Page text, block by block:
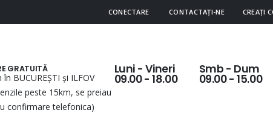
CONECTARE CONTACTAȚI-NE CREAȚI
GRATUITĂ
în BUCUREȘTI și ILFOV
peste 15km, se preiau
confirmare telefonica)
Luni - Vineri
09.00 - 18.00
Smb - Dum
09.00 - 15.00